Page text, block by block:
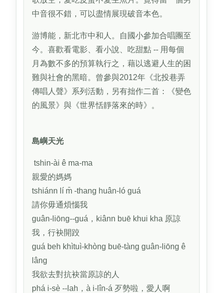
中音很不錯，可以盡情展現破音本色。
游博能，新北市中和人。自國小參加合唱團至
今。喜歡看電影、看小說、吃甜點 -- 用每個
月為數不多的預算執行之，藉以逃避人生的困
難與社會的黑暗。曾參與2012年《北投巷弄
傳唱人聲》系列活動，另有拙作二首：《變色
的風景》與《世界恬靜落來的時》。
島嶼天光
tshin-ài ê ma-ma
親愛的媽媽
tshiánn lí m̄ -thang huân-ló guá
請你毋通煩惱我
guân-liōng--guá，kiânn buē khui kha 原諒
我，行袂開跤
guá beh khìtuì-khòng buē-tàng guân-liōng ê
lâng
我欲去對抗袂當原諒的人
phá i-sè --lah，à i-lîn-á 歹勢啦，愛人啊